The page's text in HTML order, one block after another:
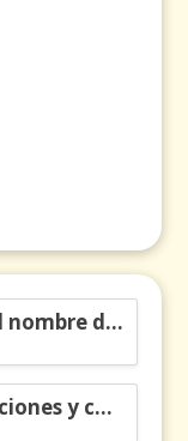
Carlos Manuel Vesga lleva el nombre de Colombia a los Emmy
Resiliencia migrante: 5 emociones y cómo gestionarlas